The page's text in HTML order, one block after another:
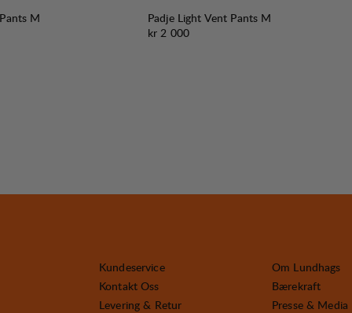
M
Padje Light Vent Pants M
Pris:
kr 2 000
Kundeservice
Kontakt Oss
Levering & Retur
Om Lundhags
Bærekraft
Presse & Media